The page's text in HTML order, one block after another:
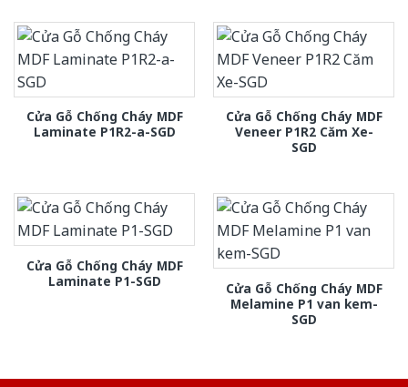
Cửa Gỗ Chống Cháy MDF
Laminate P1R2-a-SGD
Cửa Gỗ Chống Cháy MDF
Veneer P1R2 Căm Xe-
SGD
Cửa Gỗ Chống Cháy MDF
Laminate P1-SGD
Cửa Gỗ Chống Cháy MDF
Melamine P1 van kem-
SGD